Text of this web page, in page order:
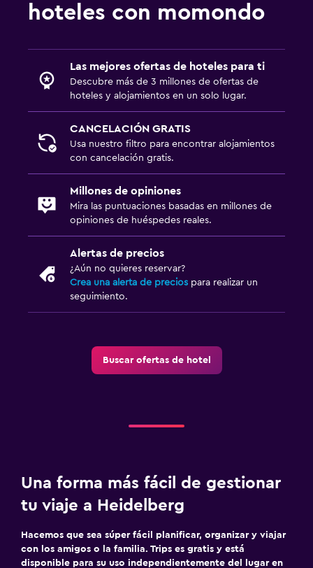
Cámaras CCTV en zonas comunes
Ideal para familias
Cuna/cama nido disponibles
Buffet infantil
Lavandería
Lavandería
Zona de trabajo
Escritorio
hoteles con momondo
Las mejores ofertas de hoteles para ti
Descubre más de 3 millones de ofertas de
hoteles y alojamientos en un solo lugar.
CANCELACIÓN GRATIS
Usa nuestro filtro para encontrar alojamientos
con cancelación gratis.
Millones de opiniones
Mira las puntuaciones basadas en millones de
opiniones de huéspedes reales.
Alertas de precios
¿Aún no quieres reservar?
Crea una alerta de precios para realizar un
seguimiento.
Buscar ofertas de hotel
Una forma más fácil de gestionar
tu viaje a Heidelberg
Hacemos que sea súper fácil planificar, organizar y viajar
con los amigos o la familia. Trips es gratis y está
disponible para su uso independientemente del lugar en